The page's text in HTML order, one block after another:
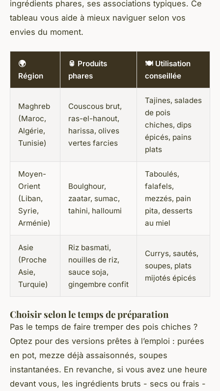
ingrédients phares, ses associations typiques. Ce
tableau vous aide à mieux naviguer selon vos
envies du moment.
🌍
Région
🥫 Produits
phares
🍽️ Utilisation
conseillée
Maghreb
(Maroc,
Algérie,
Tunisie)
Couscous brut,
ras-el-hanout,
harissa, olives
vertes farcies
Tajines, salades
de pois
chiches, dips
épicés, pains
plats
Moyen-
Orient
(Liban,
Syrie,
Arménie)
Boulghour,
zaatar, sumac,
tahini, halloumi
Taboulés,
falafels,
mezzés, pain
pita, desserts
au miel
Asie
(Proche
Asie,
Turquie)
Riz basmati,
nouilles de riz,
sauce soja,
gingembre confit
Currys, sautés,
soupes, plats
mijotés épicés
Choisir selon le temps de préparation
Pas le temps de faire tremper des pois chiches ?
Optez pour des versions prêtes à l’emploi : purées
en pot, mezze déjà assaisonnés, soupes
instantanées. En revanche, si vous avez une heure
devant vous, les ingrédients bruts - secs ou frais -